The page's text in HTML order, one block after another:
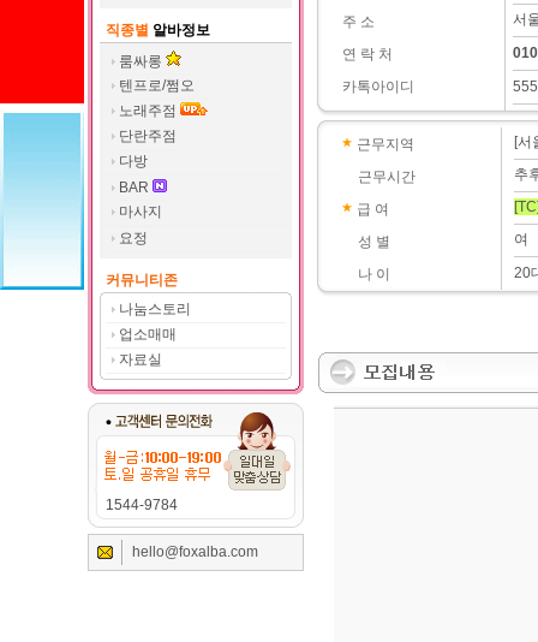
직종별 알바정보
룸싸롱
텐프로/쩜오
노래주점
단란주점
다방
BAR
마사지
요정
커뮤니티존
나눔스토리
업소매매
자료실
1544-9784
hello@foxalba.com
주 소
연 락 처
카톡아이디
서
근무지역
근무시간
급 여
성 별
나 이
[서
추
여
20